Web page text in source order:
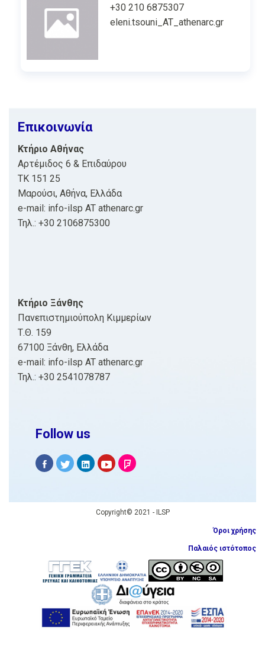
+30 210 6875307
eleni.tsouni_AT_athenarc.gr
Επικοινωνία
Κτήριο Αθήνας
Αρτέμιδος 6 & Επιδαύρου
ΤΚ 151 25
Μαρούσι, Αθήνα, Ελλάδα
e-mail: info-ilsp AT athenarc.gr
Τηλ.: +30 2106875300
Κτήριο Ξάνθης
Πανεπιστημιούπολη Κιμμερίων
Τ.Θ. 159
67100 Ξάνθη, Ελλάδα
e-mail: info-ilsp AT athenarc.gr
Τηλ.: +30 2541078787
Follow us
Copyright© 2021 - ILSP
Όροι χρήσης
Παλαιός ιστότοπος